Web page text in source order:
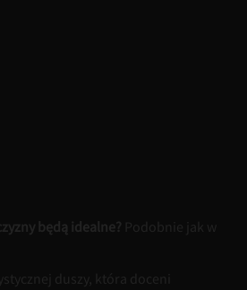
będą idealne? Podobnie jak w
duszy, która doceni